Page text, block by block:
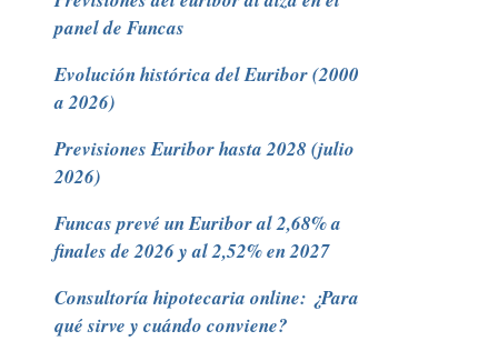
panel de Funcas
Evolución histórica del Euribor (2000
a 2026)
Previsiones Euribor hasta 2028 (julio
2026)
Funcas prevé un Euribor al 2,68% a
finales de 2026 y al 2,52% en 2027
Consultoría hipotecaria online: ¿Para
qué sirve y cuándo conviene?